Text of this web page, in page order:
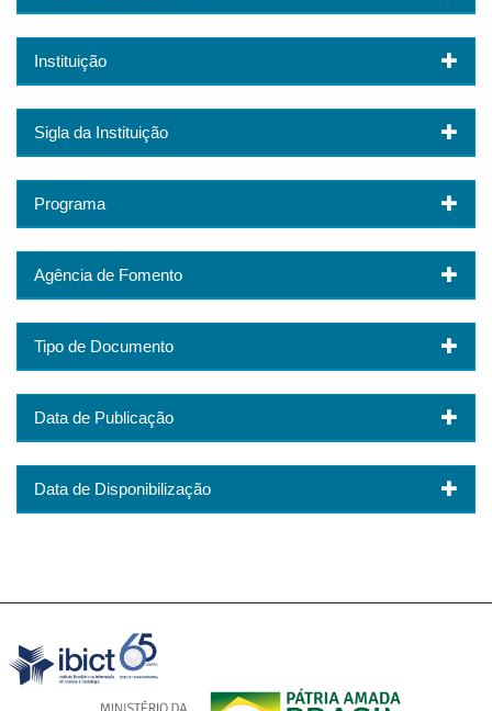
Instituição
Sigla da Instituição
Programa
Agência de Fomento
Tipo de Documento
Data de Publicação
Data de Disponibilização